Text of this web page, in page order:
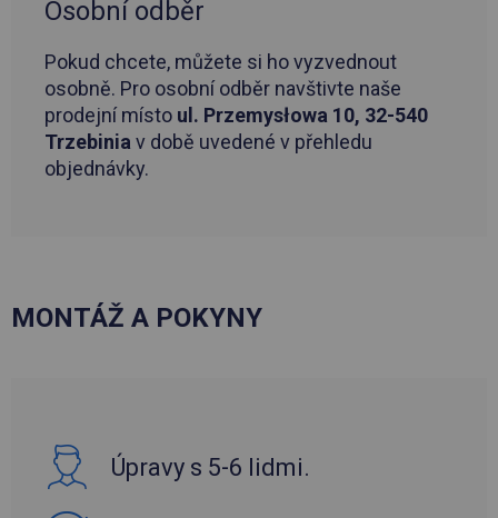
Osobní odběr
Pokud chcete, můžete si ho vyzvednout
osobně. Pro osobní odběr navštivte naše
prodejní místo ul. Przemysłowa 10, 32-540
Trzebiniav době uvedené v přehledu
objednávky.
MONTÁŽ A POKYNY
Úpravy s 5-6 lidmi.